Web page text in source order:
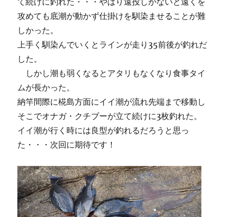
攻めても底潮が動かず仕掛けを馴染ませることが難
しかった。
上手く馴染んでいくとラインが走り35前後が釣れだ
した。
しかし潮も弱くなるとアタリもなくなり食事タイ
ムが長かった。
納竿間際に椛島方面にイイ潮が流れ先端まで移動し
そこでオナガ・クチブーが立て続けに3枚釣れた。
イイ潮が行く時には良型が釣れるだろうと思っ
た・・・次回に期待です！